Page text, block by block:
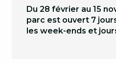
Du 28 février au 15
parc est ouvert 7
les week-ends et